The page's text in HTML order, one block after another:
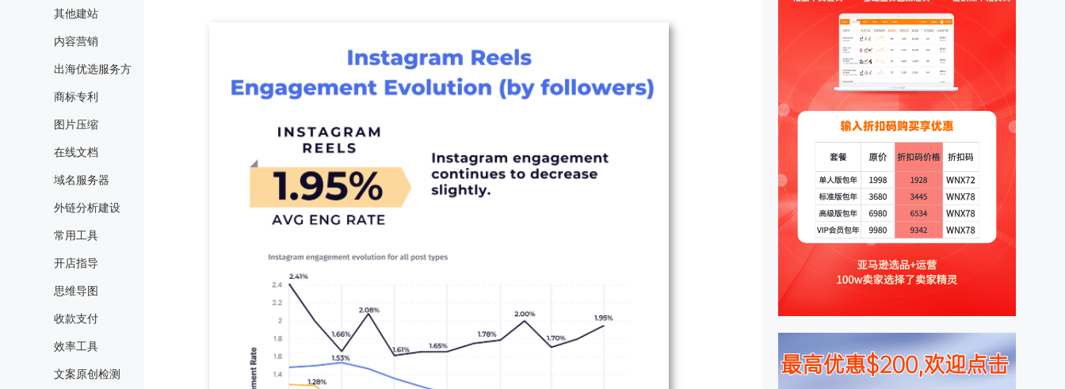
其他建站
内容营销
出海优选服务方
商标专利
图片压缩
在线文档
域名服务器
外链分析建设
常用工具
开店指导
思维导图
收款支付
效率工具
文案原创检测